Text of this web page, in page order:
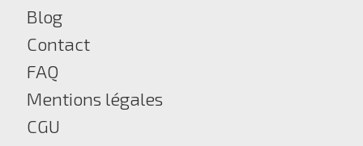
Blog
Contact
FAQ
Mentions légales
CGU